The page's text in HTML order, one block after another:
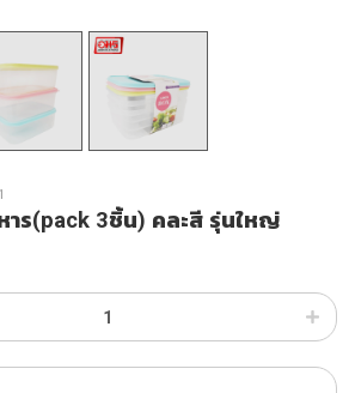
าร(pack 3ชิ้น) คละสี รุ่นใหญ่